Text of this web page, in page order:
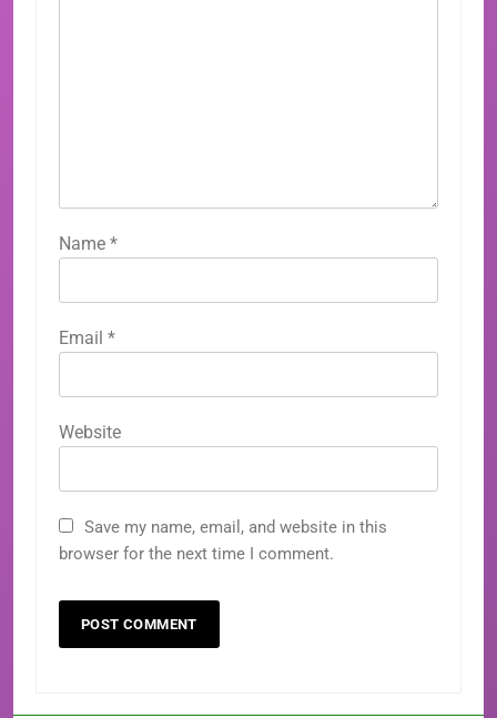
Name *
Email *
Website
Save my name, email, and website in this
browser for the next time I comment.